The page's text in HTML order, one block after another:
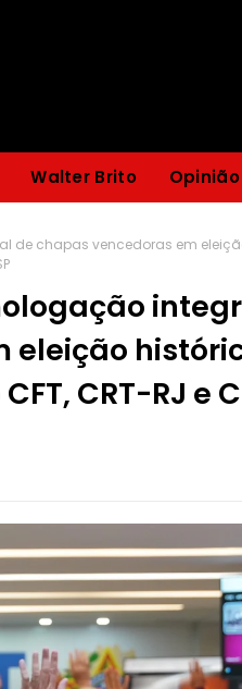
Walter Brito Opinião
de chapas vencedoras em
eleição
CRT-RJ e